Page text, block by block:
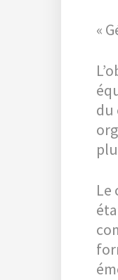
«
du
Le